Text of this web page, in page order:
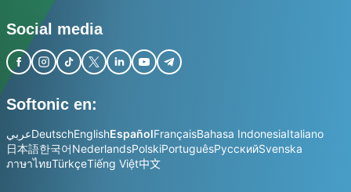
Social media
Softonic en:
عربيDeutschEnglishEspañolFrançaisBahasa IndonesiaItaliano
日本語한국어NederlandsPolskiPortuguêsРусскийSvenska
ภาษาไทยTürkçeTiếng Việt中文